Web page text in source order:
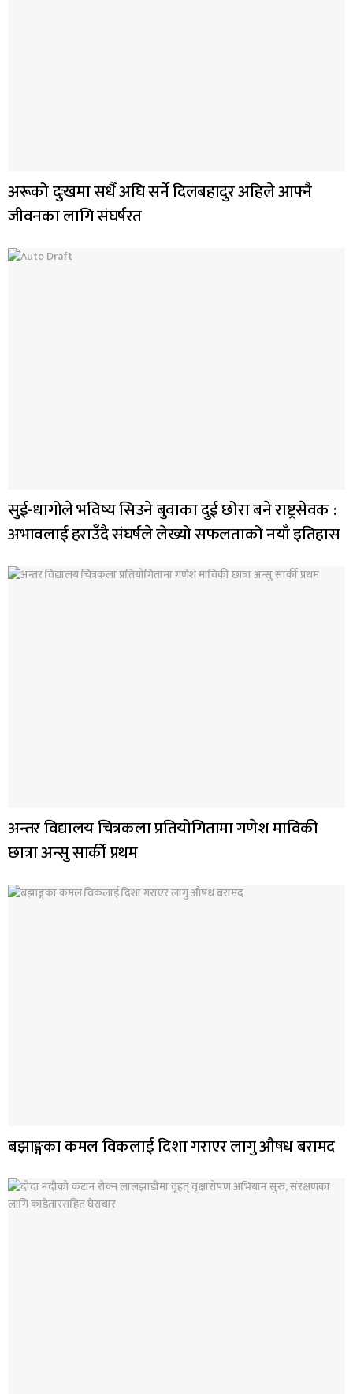
अरूको दुःखमा सधैँ अघि सर्ने दिलबहादुर अहिले आफ्नै
जीवनका लागि संघर्षरत
सुई-धागोले भविष्य सिउने बुवाका दुई छोरा बने राष्ट्रसेवक :
अभावलाई हराउँदै संघर्षले लेख्यो सफलताको नयाँ इतिहास
अन्तर विद्यालय चित्रकला प्रतियोगितामा गणेश माविकी
छात्रा अन्सु सार्की प्रथम
बझाङ्गका कमल विकलाई दिशा गराएर लागु औषध बरामद